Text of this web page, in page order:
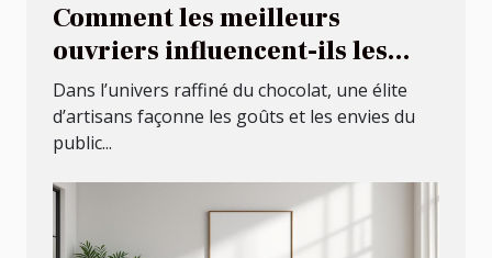
Comment les meilleurs
ouvriers influencent-ils les
tendances du chocolat ?
Dans l’univers raffiné du chocolat, une élite
d’artisans façonne les goûts et les envies du
public...